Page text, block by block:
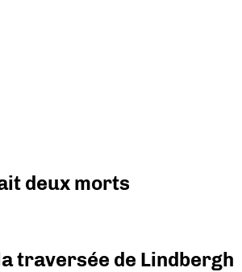
deux morts
traversée de Lindbergh